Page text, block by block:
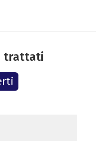
trattati